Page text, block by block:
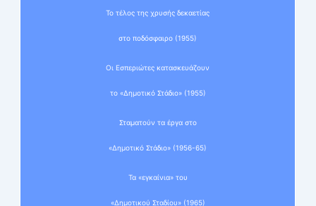
Το τέλος της χρυσής δεκαετίας
στο ποδόσφαιρο (1955)
Οι Εσπεριώτες κατασκευάζουν
το «Δημοτικό Στάδιο» (1955)
Σταματούν τα έργα στο
«Δημοτικό Στάδιο» (1956-65)
Τα «εγκαίνια» του
«Δημοτικού Σταδίου» (1965)